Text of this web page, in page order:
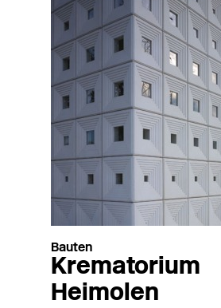
Bauten
Krematorium
Heimolen